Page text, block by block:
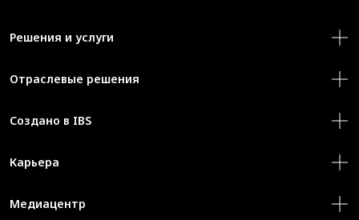
Решения и услуги
Отраслевые решения
Создано в IBS
Карьера
Медиацентр